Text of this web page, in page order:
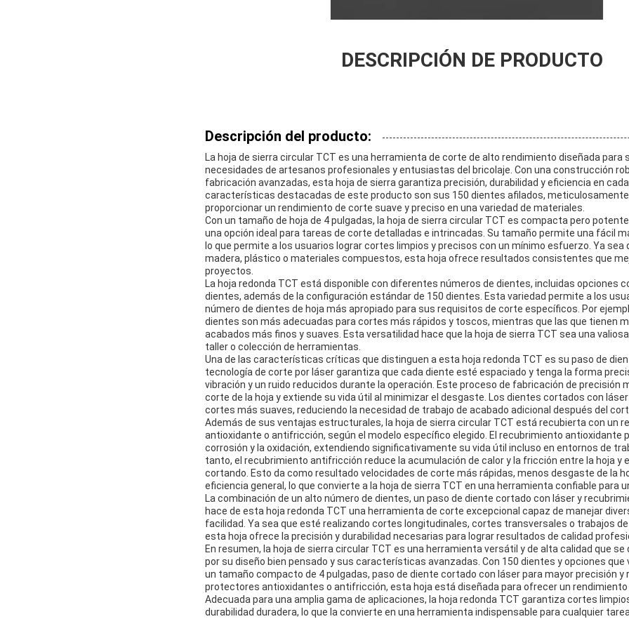
DESCRIPCIÓN DE PRODUCTO
Descripción del producto:
La hoja de sierra circular TCT es una herramienta de corte de alto rendimiento diseñada
necesidades de artesanos profesionales y entusiastas del bricolaje. Con una construcción
fabricación avanzadas, esta hoja de sierra garantiza precisión, durabilidad y eficiencia en
características destacadas de este producto son sus 150 dientes afilados,
proporcionar un rendimiento de corte suave y preciso en una variedad de materiales.
Con un tamaño de hoja de 4 pulgadas, la hoja de sierra circular TCT es compacta pero
una opción ideal para tareas de corte detalladas e intrincadas. Su tamaño permite una fácil
lo que permite a los usuarios lograr cortes limpios y precisos con un mínimo esfuerzo. Ya sea
madera, plástico o materiales compuestos, esta hoja ofrece resultados consistentes que
proyectos.
La hoja redonda TCT está disponible con diferentes números de dientes, incluidas opciones
dientes, además de la configuración estándar de 150 dientes. Esta variedad permite a los
número de dientes de hoja más apropiado para sus requisitos de corte específicos. Por
dientes son más adecuadas para cortes más rápidos y toscos, mientras que las que tienen
acabados más finos y suaves. Esta versatilidad hace que la hoja de sierra TCT sea una
taller o colección de herramientas.
Una de las características críticas que distinguen a esta hoja redonda TCT es su paso de
tecnología de corte por láser garantiza que cada diente esté espaciado y tenga la forma
vibración y un ruido reducidos durante la operación. Este proceso de fabricación de precisión
corte de la hoja y extiende su vida útil al minimizar el desgaste. Los dientes cortados con
cortes más suaves, reduciendo la necesidad de trabajo de acabado adicional después del
Además de sus ventajas estructurales, la hoja de sierra circular TCT está recubierta con un
antioxidante o antifricción, según el modelo específico elegido. El recubrimiento antioxidante
corrosión y la oxidación, extendiendo significativamente su vida útil incluso en entornos de
tanto, el recubrimiento antifricción reduce la acumulación de calor y la fricción entre la hoja y
cortando. Esto da como resultado velocidades de corte más rápidas, menos desgaste de la
eficiencia general, lo que convierte a la hoja de sierra TCT en una herramienta confiable para
La combinación de un alto número de dientes, un paso de diente cortado con láser y
hace de esta hoja redonda TCT una herramienta de corte excepcional capaz de manejar
facilidad. Ya sea que esté realizando cortes longitudinales, cortes transversales o trabajos
esta hoja ofrece la precisión y durabilidad necesarias para lograr resultados de calidad
En resumen, la hoja de sierra circular TCT es una herramienta versátil y de alta calidad que
por su diseño bien pensado y sus características avanzadas. Con 150 dientes y opciones que
un tamaño compacto de 4 pulgadas, paso de diente cortado con láser para mayor precisión
protectores antioxidantes o antifricción, esta hoja está diseñada para ofrecer un
Adecuada para una amplia gama de aplicaciones, la hoja redonda TCT garantiza cortes
durabilidad duradera, lo que la convierte en una herramienta indispensable para cualquier